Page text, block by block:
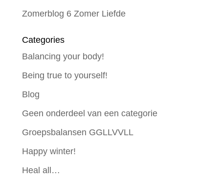
Zomerblog 6 Zomer Liefde
Categories
Balancing your body!
Being true to yourself!
Blog
Geen onderdeel van een categorie
Groepsbalansen GGLLVVLL
Happy winter!
Heal all…